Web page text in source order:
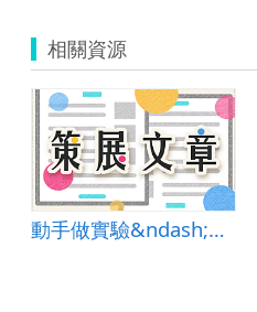
相關資源
動手做實驗&ndash;平板與實驗課程的完美結合